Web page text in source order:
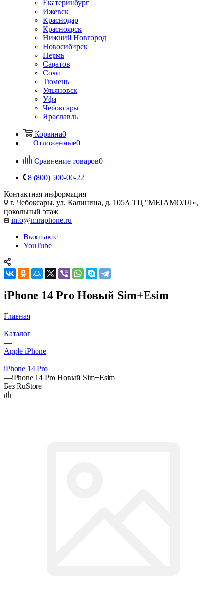
Екатеринбург
Ижевск
Краснодар
Красноярск
Нижний Новгород
Новосибирск
Пермь
Саратов
Сочи
Тюмень
Ульяновск
Уфа
Чебоксары
Ярославль
Корзина0
Отложенные0
Сравнение товаров0
8 (800) 500-00-22
Контактная информация
г. Чебоксары, ул. Калинина, д. 105А ТЦ "МЕГАМОЛЛ»,
цокольный этаж
info@miraphone.ru
Вконтакте
YouTube
iPhone 14 Pro Новый Sim+Esim
Главная
—
Каталог
—
Apple iPhone
—
iPhone 14 Pro
—iPhone 14 Pro Новый Sim+Esim
Без RuStore